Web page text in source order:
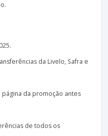
da Livelo, Safra e
página da promoção antes
de todos os